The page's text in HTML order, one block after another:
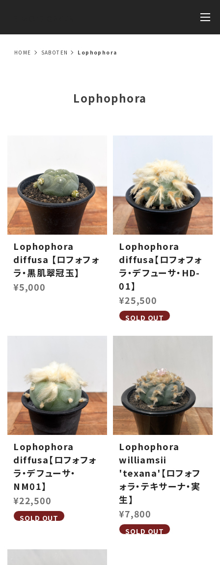
HOME SABOTEN Lophophora
Lophophora
Lophophora
diffusa 【ロフォフォ
ラ・黒肌翠冠玉】
¥5,000
Lophophora
diffusa【ロフォフォ
ラ・デフューサ・HD-
01】
¥25,500
SOLD OUT
Lophophora
diffusa【ロフォフォ
ラ・デフューサ・
NM01】
¥22,500
SOLD OUT
Lophophora
williamsii
'texana'【ロフォフ
ォラ・テキサーナ・実
生】
¥7,800
SOLD OUT